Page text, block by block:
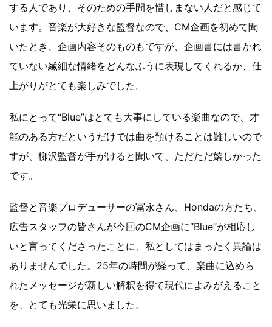
する人であり、そのための手間を惜しまない人だと感じて
います。音楽が大好きな監督なので、CM企画を初めて聞
いたとき、企画内容そのものもですが、企画書には書かれ
ていない繊細な情緒をどんなふうに表現してくれるか、仕
上がりがとても楽しみでした。
私にとって“Blue”はとても大事にしている楽曲なので、才
能のある方だというだけでは曲を預けることは難しいので
すが、柳沢監督が手がけると聞いて、ただただ嬉しかった
です。
監督と音楽プロデューサーの冨永さん、Hondaの方たち、
広告スタッフの皆さんが今回のCM企画に“Blue”が相応し
いと言ってくださったことに、私としてはまったく異論は
ありませんでした。25年の時間が経って、楽曲に込めら
れたメッセージが新しい解釈を得て現代によみがえること
を、とても光栄に思いました。